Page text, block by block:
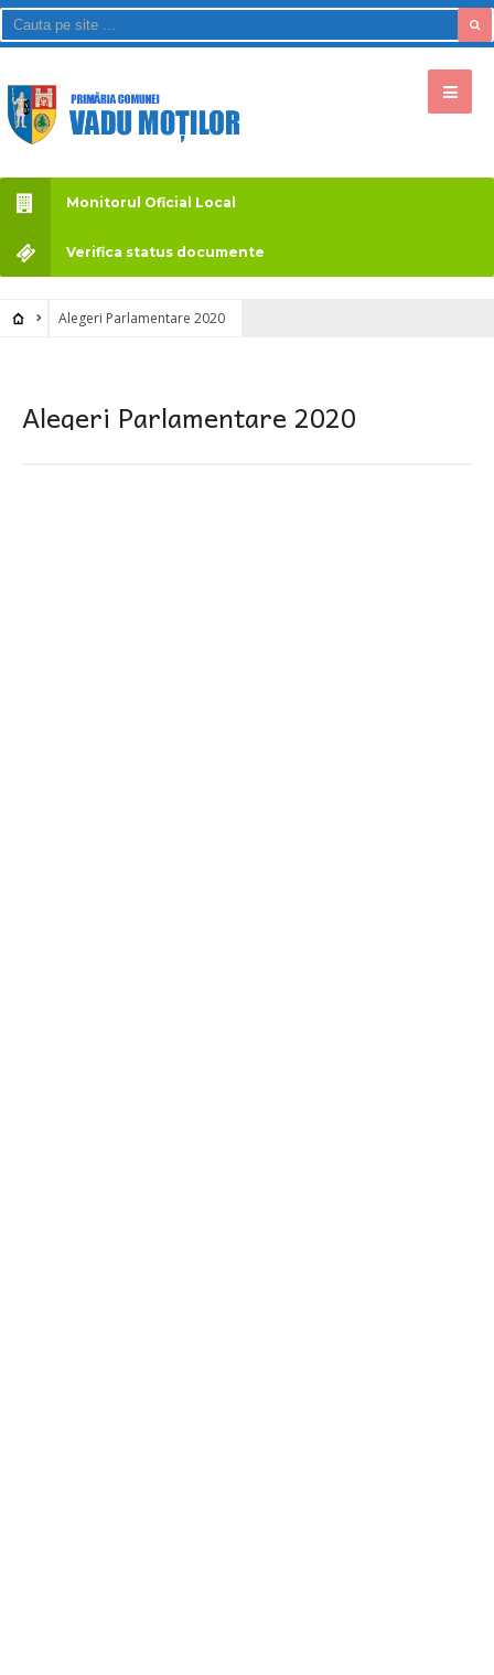
Monitorul Oficial Local
Verifica status documente
Alegeri Parlamentare 2020
Alegeri Parlamentare 2020